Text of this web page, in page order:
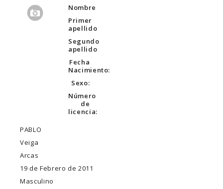
Nombre
Primer
apellido
Segundo
apellido
Fecha
Nacimiento:
Sexo:
Número
de
licencia:
PABLO
Veiga
Arcas
19 de Febrero de 2011
Masculino